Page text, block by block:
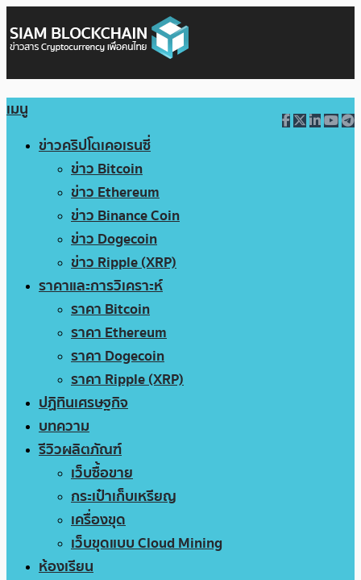
เมนู
ข่าวคริปโตเคอเรนซี่
ข่าว Bitcoin
ข่าว Ethereum
ข่าว Binance Coin
ข่าว Dogecoin
ข่าว Ripple (XRP)
ราคาและการวิเคราะห์
ราคา Bitcoin
ราคา Ethereum
ราคา Dogecoin
ราคา Ripple (XRP)
ปฏิทินเศรษฐกิจ
บทความ
รีวิวผลิตภัณฑ์
เว็บซื้อขาย
กระเป๋าเก็บเหรียญ
เครื่องขุด
เว็บขุดแบบ Cloud Mining
ห้องเรียน